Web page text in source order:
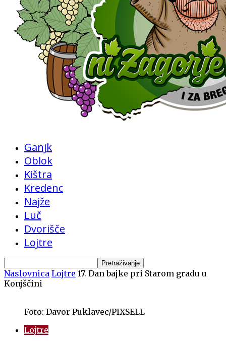
Ganjk
Oblok
Kištra
Kredenc
Najže
Luč
Dvorišče
Lojtre
Naslovnica Lojtre 17. Dan bajke pri Starom gradu u
Konjščini
Foto: Davor Puklavec/PIXSELL
Lojtre